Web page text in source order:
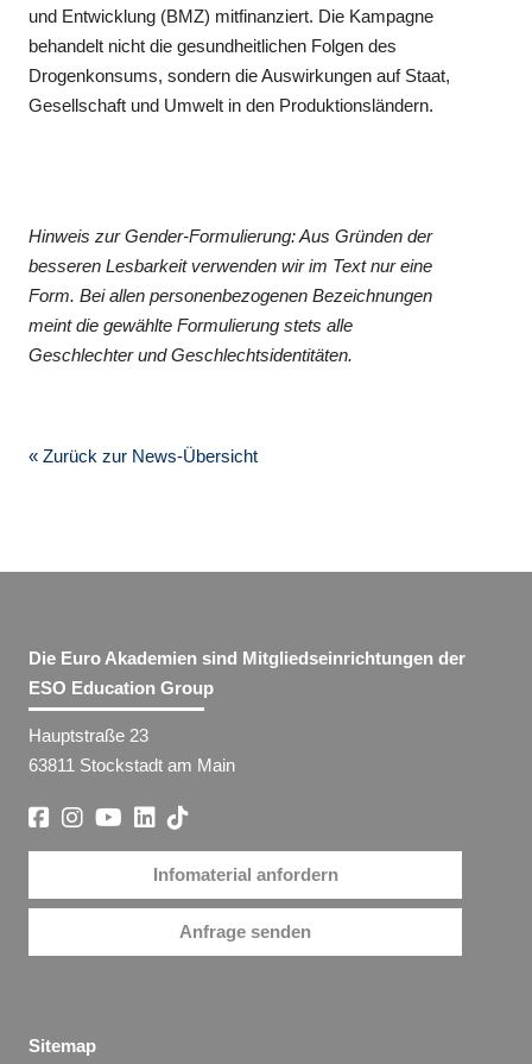
und Entwicklung (BMZ) mitfinanziert. Die Kampagne
behandelt nicht die gesundheitlichen Folgen des
Drogenkonsums, sondern die Auswirkungen auf Staat,
Gesellschaft und Umwelt in den Produktionsländern.
Hinweis zur Gender-Formulierung: Aus Gründen der
besseren Lesbarkeit verwenden wir im Text nur eine
Form. Bei allen personenbezogenen Bezeichnungen
meint die gewählte Formulierung stets alle
Geschlechter und Geschlechtsidentitäten.
« Zurück zur News-Übersicht
Die Euro Akademien sind Mitgliedseinrichtungen der
ESO Education Group
Hauptstraße 23
63811 Stockstadt am Main
Infomaterial anfordern
Anfrage senden
Sitemap